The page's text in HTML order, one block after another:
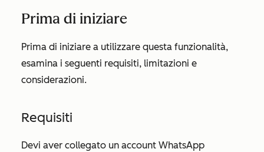
Prima di iniziare
Prima di iniziare a utilizzare questa funzionalità,
esamina i seguenti requisiti, limitazioni e
considerazioni.
Requisiti
Devi aver collegato un account WhatsApp